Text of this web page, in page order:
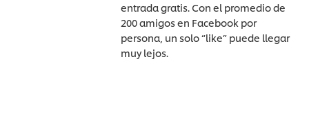
entrada gratis. Con el promedio de
200 amigos en Facebook por
persona, un solo “like” puede llegar
muy lejos.